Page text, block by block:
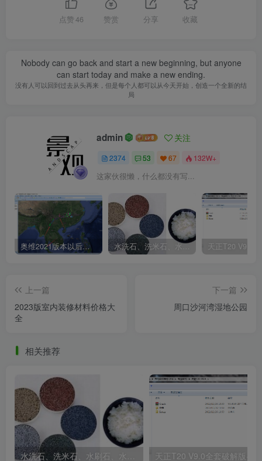
的时间不一样，我们也会选择他的区别性。很好的完成了对
危房提供有效的防护与支撑。重构类包台，可以称之为带有
平板的模式，引入光影，艺术灯光被植入，还引入玻璃砖等
材料，构成了很好的艺术效果。护栏系统，在满足人性化的
基础上我们严格控制他与文化建筑的关系，强调更少的视线
市民聚会休闲的重要场所。在注入当代艺术的活力，又保留
住空间的弹性，留白放空，让更多可能性的活动自动生发出
来，使空间不断生长。
我们往整个街区引入了111棵大乔木，这是一个创意性
举动，不仅给古城的街巷带来绿色自然，还提供了空间的舒
适性与休闲感。我们又收集保留了许多街区拆除的老旧材
料，包括条石、青砖、瓦片、石槽等。这些材料在设计中被
城的肌理之中，设计师十分克制的选用了一些当地的石材、
行搭配。新生的事物需要在老旧的根基上调整改变才能更稳
的生活。
点赞 46 赞赏 分享 收藏
Nobody can go back and start a new beginning, but anyone
can start today and make a new ending.
没有人可以回到过去从头再来，但是每个人都可以从今天开始，创造一个全新的结
局
admin 关注
2374 53 67 132W+
这家伙很懒，什么都没有写...
奥维2021版本以后不能用谷歌地图？最新解决办法苹果安卓电脑 水洗石、洗米石、水刷石、水磨石、胶粘石傻傻分不清楚
上一篇
2023版室内装修材料价格大
全
下一篇
周口沙河湾湿地公园
相关推荐